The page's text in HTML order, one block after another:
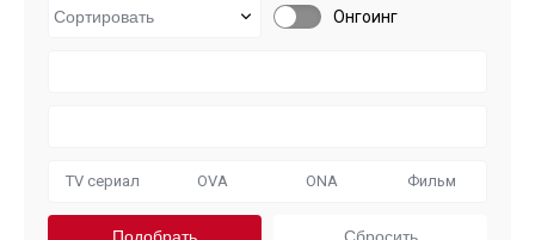
Онгоинг
TV сериал OVA ONA Фильм